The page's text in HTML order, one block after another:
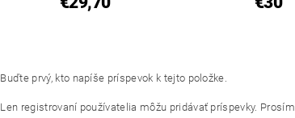
Buďte prvý, kto napíše príspevok k tejto položke.
Len registrovaní používatelia môžu pridávať príspevky. Prosím